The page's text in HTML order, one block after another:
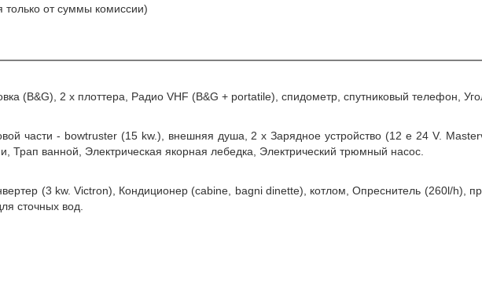
от суммы комиссии)
(B&G), 2 x плоттера, Радио VHF (B&G + portatile), спидометр, спутниковый телефон,
части - bowtruster (15 kw.), внешняя душа, 2 x Зарядное устройство (12 e 24 V.
Трап ванной, Электрическая якорная лебедка, Электрический трюмный насос.
(3 kw. Victron), Кондиционер (cabine, bagni dinette), котлом, Опреснитель (260l/h),
сточных вод.